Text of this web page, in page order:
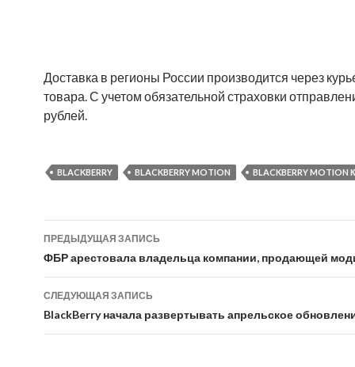
Доставка в регионы России производится через
товара. С учетом обязательной страховки
рублей.
BLACKBERRY BLACKBERRY MOTION BLACKBERRY
Навигация
по
записям
ПРЕДЫДУЩАЯ ЗАПИСЬ
ФБР арестовала владельца компании, продающей
СЛЕДУЮЩАЯ ЗАПИСЬ
BlackBerry начала развертывать апрельское